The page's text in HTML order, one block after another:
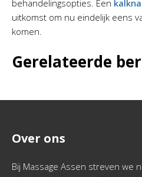
behandelingsopties. Een
uitkomst om nu eindelijk eens
komen.
Gerelateerde
Over ons
Bij Massage Assen streven we